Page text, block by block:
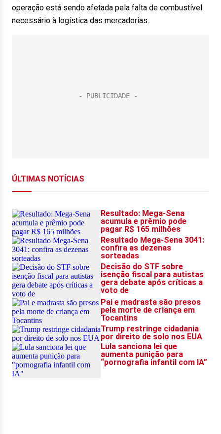
operação está sendo afetada pela falta de combustível
necessário à logística das mercadorias.